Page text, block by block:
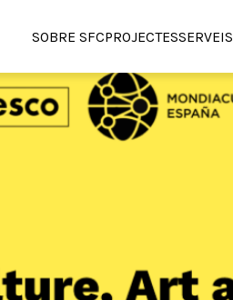
SOBRE SFCPROJECTESSERVEIS